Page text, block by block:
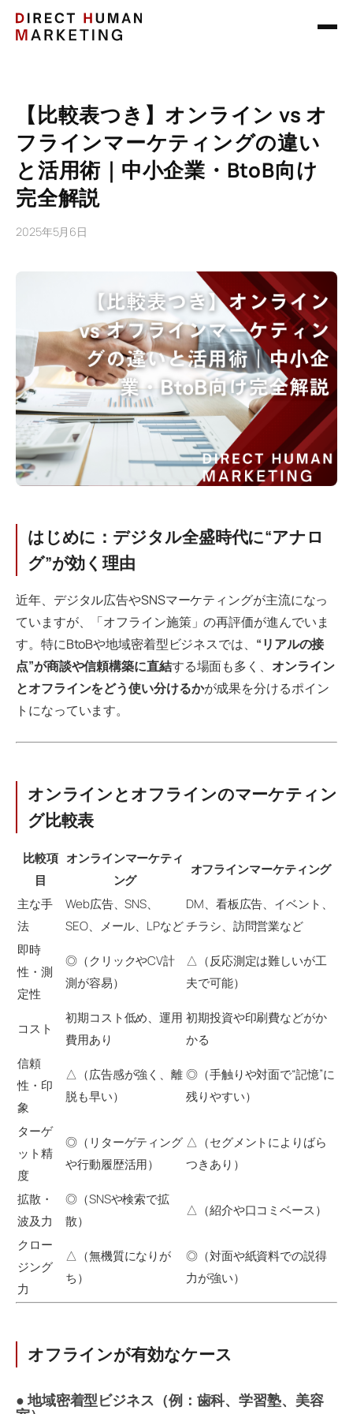
【比較表つき】オンライン vs オ
フラインマーケティングの違い
と活用術｜中小企業・BtoB向け
完全解説
2025年5月6日
はじめに：デジタル全盛時代に“アナロ
グ”が効く理由
近年、デジタル広告やSNSマーケティングが主流になっ
ていますが、「オフライン施策」の再評価が進んでいま
す。特にBtoBや地域密着型ビジネスでは、 “リアルの接
点”が商談や信頼構築に直結する場面も多く、 オンライン
とオフラインをどう使い分けるかが成果を分けるポイン
トになっています。
オンラインとオフラインのマーケティン
グ比較表
比較項
目
オンラインマーケティ
ング
オフラインマーケティング
主な手
法
Web広告、SNS、
SEO、メール、LPなど
DM、看板広告、イベント、
チラシ、訪問営業など
即時
性・測
定性
◎（クリックやCV計
測が容易）
△（反応測定は難しいが工
夫で可能）
コスト
初期コスト低め、運用
費用あり
初期投資や印刷費などがか
かる
信頼
性・印
象
△（広告感が強く、離
脱も早い）
◎（手触りや対面で“記憶”に
残りやすい）
ターゲ
ット精
度
◎（リターゲティング
や行動履歴活用）
△（セグメントによりばら
つきあり）
拡散・
波及力
◎（SNSや検索で拡
散）
△（紹介や口コミベース）
クロー
ジング
力
△（無機質になりが
ち）
◎（対面や紙資料での説得
力が強い）
オフラインが有効なケース
● 地域密着型ビジネス（例：歯科、学習塾、美容